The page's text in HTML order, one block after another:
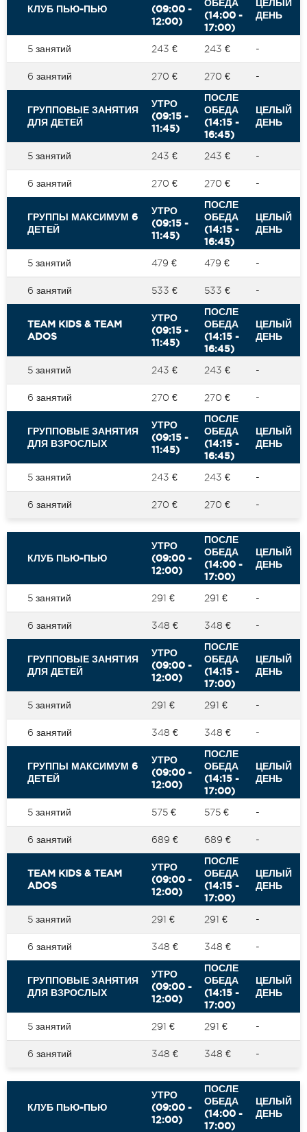
КЛУБ ПЬЮ-ПЬЮ
(09:00 -
12:00)
ОБЕДА
(14:00 -
17:00)
ЦЕЛЫЙ
ДЕНЬ
5 занятий 243 € 243 € -
6 занятий 270 € 270 € -
ГРУППОВЫЕ ЗАНЯТИЯ
ДЛЯ ДЕТЕЙ
УТРО
(09:15 -
11:45)
ПОСЛЕ
ОБЕДА
(14:15 -
16:45)
ЦЕЛЫЙ
ДЕНЬ
5 занятий 243 € 243 € -
6 занятий 270 € 270 € -
ГРУППЫ МАКСИМУМ 6
ДЕТЕЙ
УТРО
(09:15 -
11:45)
ПОСЛЕ
ОБЕДА
(14:15 -
16:45)
ЦЕЛЫЙ
ДЕНЬ
5 занятий 479 € 479 € -
6 занятий 533 € 533 € -
TEAM KIDS & TEAM
ADOS
УТРО
(09:15 -
11:45)
ПОСЛЕ
ОБЕДА
(14:15 -
16:45)
ЦЕЛЫЙ
ДЕНЬ
5 занятий 243 € 243 € -
6 занятий 270 € 270 € -
ГРУППОВЫЕ ЗАНЯТИЯ
ДЛЯ ВЗРОСЛЫХ
УТРО
(09:15 -
11:45)
ПОСЛЕ
ОБЕДА
(14:15 -
16:45)
ЦЕЛЫЙ
ДЕНЬ
5 занятий 243 € 243 € -
6 занятий 270 € 270 € -
КЛУБ ПЬЮ-ПЬЮ
УТРО
(09:00 -
12:00)
ПОСЛЕ
ОБЕДА
(14:00 -
17:00)
ЦЕЛЫЙ
ДЕНЬ
5 занятий 291 € 291 € -
6 занятий 348 € 348 € -
ГРУППОВЫЕ ЗАНЯТИЯ
ДЛЯ ДЕТЕЙ
УТРО
(09:00 -
12:00)
ПОСЛЕ
ОБЕДА
(14:15 -
17:00)
ЦЕЛЫЙ
ДЕНЬ
5 занятий 291 € 291 € -
6 занятий 348 € 348 € -
ГРУППЫ МАКСИМУМ 6
ДЕТЕЙ
УТРО
(09:00 -
12:00)
ПОСЛЕ
ОБЕДА
(14:15 -
17:00)
ЦЕЛЫЙ
ДЕНЬ
5 занятий 575 € 575 € -
6 занятий 689 € 689 € -
TEAM KIDS & TEAM
ADOS
УТРО
(09:00 -
12:00)
ПОСЛЕ
ОБЕДА
(14:15 -
17:00)
ЦЕЛЫЙ
ДЕНЬ
5 занятий 291 € 291 € -
6 занятий 348 € 348 € -
ГРУППОВЫЕ ЗАНЯТИЯ
ДЛЯ ВЗРОСЛЫХ
УТРО
(09:00 -
12:00)
ПОСЛЕ
ОБЕДА
(14:15 -
17:00)
ЦЕЛЫЙ
ДЕНЬ
5 занятий 291 € 291 € -
6 занятий 348 € 348 € -
КЛУБ ПЬЮ-ПЬЮ
УТРО
(09:00 -
12:00)
ПОСЛЕ
ОБЕДА
(14:00 -
17:00)
ЦЕЛЫЙ
ДЕНЬ